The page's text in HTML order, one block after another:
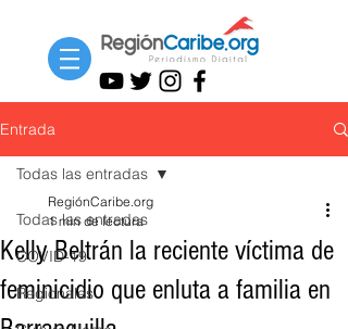
Entrada
Todas las entradas
COVID-19
Regionales
Todas las entradas
Kelly Beltrán la reciente víctima de
feminicidio que enluta a familia en
RegiónCaribe.org
1 min de lectura